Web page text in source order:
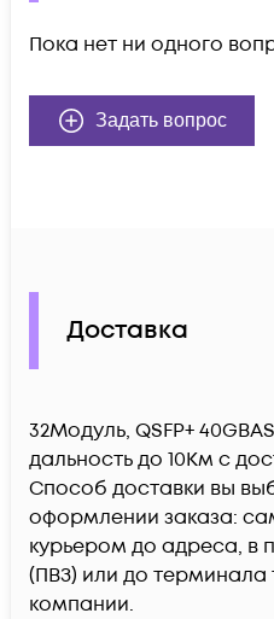
Пока нет ни одного
Задать вопрос
Доставка
32Модуль, QSFP+
дальность до 10Км c
Способ доставки вы
оформлении заказа:
курьером до адреса, в
(ПВЗ) или до терминала
компании.